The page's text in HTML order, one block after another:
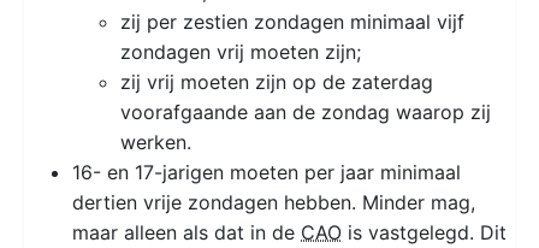
zij per zestien zondagen minimaal vijf
zondagen vrij moeten zijn;
zij vrij moeten zijn op de zaterdag
voorafgaande aan de zondag waarop zij
werken.
16- en 17-jarigen moeten per jaar minimaal
dertien vrije zondagen hebben. Minder mag,
maar alleen als dat in de CAO is vastgelegd. Dit